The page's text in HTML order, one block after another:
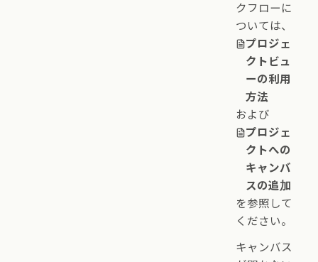
クフローに
ついては、
プロジェ
クトビュ
ーの利用
方法
および
プロジェ
クトへの
キャンバ
スの追加
を参照して
ください。
キャンバス